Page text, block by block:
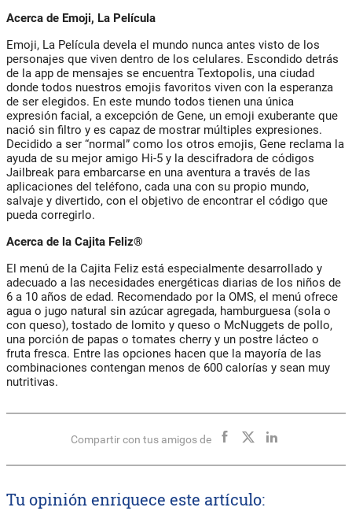
Acerca de Emoji, La Película
Emoji, La Película devela el mundo nunca antes visto de los
personajes que viven dentro de los celulares. Escondido detrás
de la app de mensajes se encuentra Textopolis, una ciudad
donde todos nuestros emojis favoritos viven con la esperanza
de ser elegidos. En este mundo todos tienen una única
expresión facial, a excepción de Gene, un emoji exuberante que
nació sin filtro y es capaz de mostrar múltiples expresiones.
Decidido a ser “normal” como los otros emojis, Gene reclama la
ayuda de su mejor amigo Hi-5 y la descifradora de códigos
Jailbreak para embarcarse en una aventura a través de las
aplicaciones del teléfono, cada una con su propio mundo,
salvaje y divertido, con el objetivo de encontrar el código que
pueda corregirlo.
Acerca de la Cajita Feliz®
El menú de la Cajita Feliz está especialmente desarrollado y
adecuado a las necesidades energéticas diarias de los niños de
6 a 10 años de edad. Recomendado por la OMS, el menú ofrece
agua o jugo natural sin azúcar agregada, hamburguesa (sola o
con queso), tostado de lomito y queso o McNuggets de pollo,
una porción de papas o tomates cherry y un postre lácteo o
fruta fresca. Entre las opciones hacen que la mayoría de las
combinaciones contengan menos de 600 calorías y sean muy
nutritivas.
Compartir con tus amigos de
Tu opinión enriquece este artículo: